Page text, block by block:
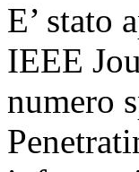
E’ stato
IEEE
numero